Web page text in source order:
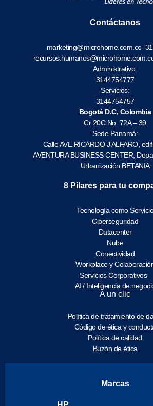
Contáctanos
marketing@microhome.com.co
Administrativo:
3144754777
Servicios:
3144754757
Bogotá D.C, Colombia
Cr 20C No. 72A – 39
Sede Panamá:
Calle AVE RICARDO J ALFARO,
AVENTURA BUSINESS CENTER,
Urbanización BETANIA
8 Pilares para tu
Tecnología como Servicio
Ciberseguridad
Datacenter
Nube
Conectividad
Workplace y
Servicios Corporativos
AI / Inteligencia de
A un clic
Política de tratamiento de
Código de ética y
Política de calidad
Buzón de ética
Marcas